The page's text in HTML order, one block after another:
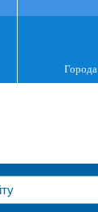
Города